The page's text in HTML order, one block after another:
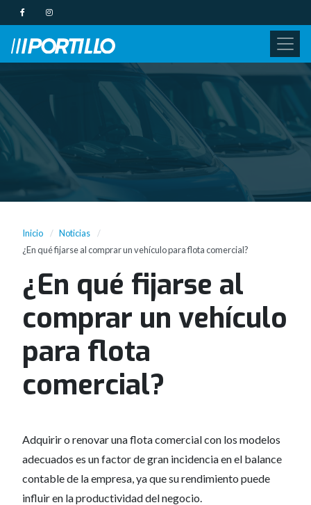
Inicio
Noticias
¿En qué fijarse al comprar un vehículo para flota comercial?
¿En qué fijarse al
comprar un vehículo
para flota
comercial?
Adquirir o renovar una flota comercial con los modelos
adecuados es un factor de gran incidencia en el balance
contable de la empresa, ya que su rendimiento puede
influir en la productividad del negocio.